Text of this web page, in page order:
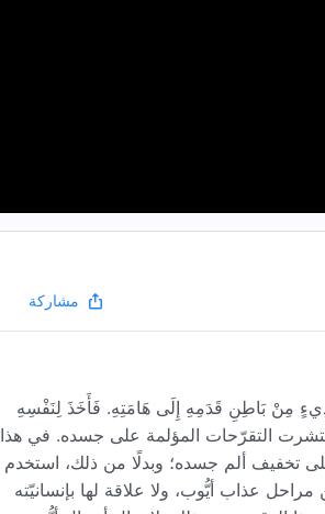
مشاركة
رَدِيءٍ مِنْ بَاطِنِ قَدَمِهِ إِلَى هَامَتِهِ. فَأَخَذَ لِنَفْسِهِ
التقرّحات المؤلمة على جسده. في هذا
تخفيف ألم جسده؛ وبدلًا من ذلك، استخدم
عذاب أيُّوب، ولا علاقة لها بإنسانيّته